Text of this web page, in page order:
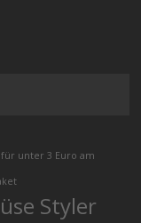
für unter 3 Euro am
Styler